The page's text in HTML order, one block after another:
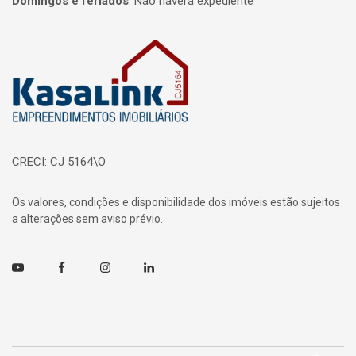
CRECI: CJ 5164\O
Os valores, condições e disponibilidade dos imóveis estão sujeitos
a alterações sem aviso prévio.
Youtube FacebookInstagramLinkedin